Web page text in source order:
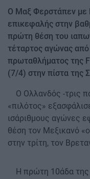
Ο Μαξ Φερστάπεν με
επικεφαλής στην
πρώτη θέση του
τέταρτος αγώνας
πρωταθλήματος της
(7/4) στην πίστα της
Ο Ολλανδός -τρις
«πιλότος»
ισάριθμους αγώνες
θέση τον Μεξικανό
στην τρίτη, τον
Η πρώτη 10άδα της